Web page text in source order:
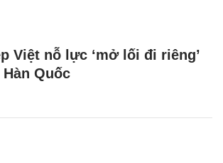
Việt nỗ lực ‘mở lối đi riêng’
Quốc